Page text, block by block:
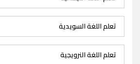
تعلم اللغة السويدية
تعلم اللغة النرويجية